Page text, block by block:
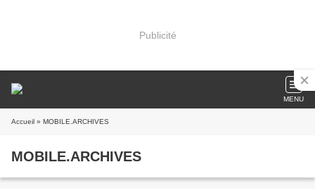
Publicité
MENU
Accueil » MOBILE.ARCHIVES
MOBILE.ARCHIVES